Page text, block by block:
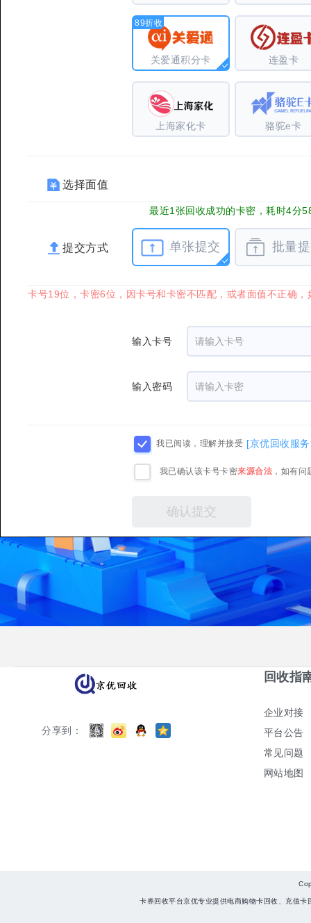
关爱通积分卡
89折收
连盈卡
上海家化卡 骆驼e卡
选择面值
最近1张回收成功的卡密，耗时4分
提交方式 单张提交 批量
卡号19位，卡密6位，因卡号和卡密不匹配，或者面值不正确，
输入卡号
输入密码
我已阅读，理解并接受 [京优回收服
我已确认该卡号卡密来源合法 ，如有
分享到：
回收指
企业对接
平台公告
常见问题
网站地图
卡券回收平台京优专业提供电商购物卡回收、充值